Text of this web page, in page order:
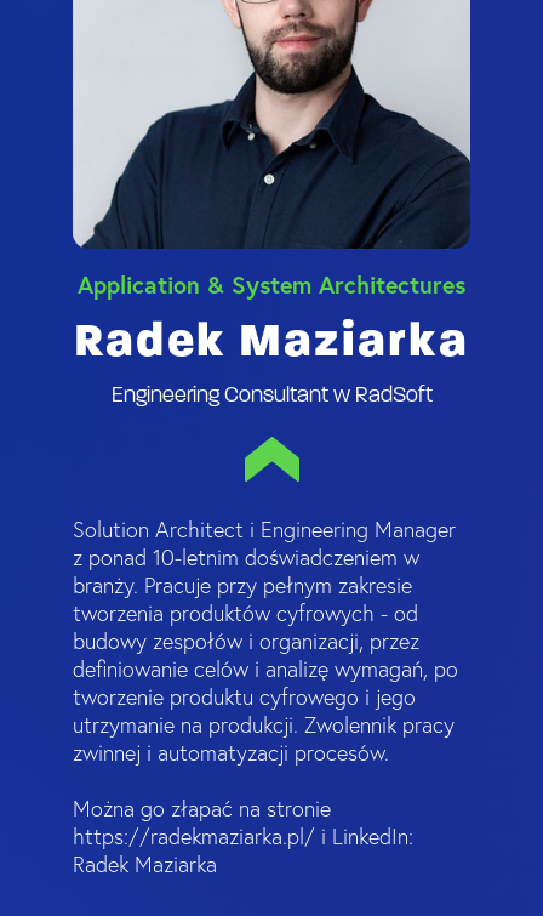
Application & System Architectures
Radek Maziarka
Engineering Consultant w RadSoft
Solution Architect i Engineering Manager
z ponad 10-letnim doświadczeniem w
branży. Pracuje przy pełnym zakresie
tworzenia produktów cyfrowych - od
budowy zespołów i organizacji, przez
definiowanie celów i analizę wymagań, po
tworzenie produktu cyfrowego i jego
utrzymanie na produkcji. Zwolennik pracy
zwinnej i automatyzacji procesów.
Można go złapać na stronie
https://radekmaziarka.pl/ i LinkedIn:
Radek Maziarka